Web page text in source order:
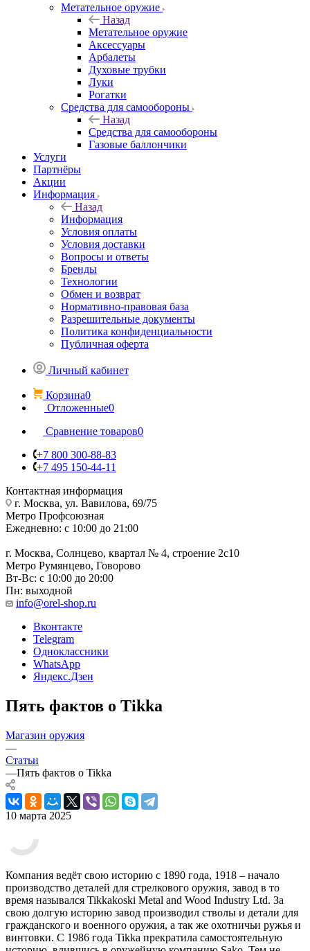
Метательное оружие
Назад
Метательное оружие
Аксессуары
Арбалеты
Духовые трубки
Луки
Рогатки
Средства для самообороны
Назад
Средства для самообороны
Газовые баллончики
Услуги
Партнёры
Акции
Информация
Назад
Информация
Условия оплаты
Условия доставки
Вопросы и ответы
Бренды
Технологии
Обмен и возврат
Нормативно-правовая база
Разрешительные документы
Политика конфиденциальности
Публичная оферта
Личный кабинет
Корзина0
Отложенные0
Сравнение товаров0
+7 800 300-88-83
+7 495 150-44-11
Контактная информация
г. Москва, ул. Вавилова, 69/75
Метро Профсоюзная
Ежедневно: с 10:00 до 21:00
г. Москва, Солнцево, квартал № 4, строение 2с10
Метро Румянцево, Говорово
Вт-Вс: с 10:00 до 20:00
Пн: выходной
info@orel-shop.ru
Вконтакте
Telegram
Одноклассники
WhatsApp
Яндекс.Дзен
Пять фактов о Tikka
Магазин оружия
—
Статьи
—Пять фактов о Tikka
10 марта 2025
Компания ведёт свою историю с 1890 года, 1918 – начало
производство деталей для стрелкового оружия, завод в то
время назывался Tikkakoski Metal and Wood Industry Ltd. За
свою долгую историю завод производил стволы и детали для
гражданского и военного оружия, а так же охотничьи ружья и
винтовки. С 1986 года Tikka прекратила самостоятельную